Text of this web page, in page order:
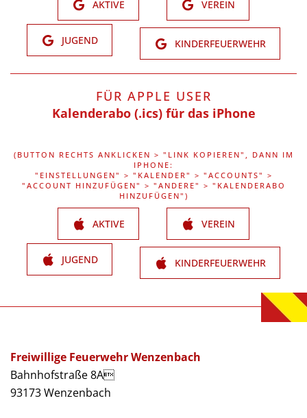
AKTIVE VEREIN
JUGEND KINDERFEUERWEHR
FÜR APPLE USER
Kalenderabo (.ics) für das iPhone
(BUTTON RECHTS ANKLICKEN > "LINK KOPIEREN", DANN IM
IPHONE:
"EINSTELLUNGEN" > "KALENDER" > "ACCOUNTS" >
"ACCOUNT HINZUFÜGEN" > "ANDERE" > "KALENDERABO
HINZUFÜGEN")
AKTIVE VEREIN
JUGEND KINDERFEUERWEHR
Freiwillige Feuerwehr Wenzenbach
Bahnhofstraße 8A
93173 Wenzenbach